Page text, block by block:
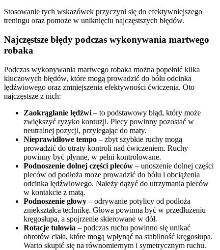
Stosowanie tych wskazówek przyczyni się do efektywniejszego
treningu oraz pomoże w uniknięciu najczęstszych błędów.
Najczęstsze błędy podczas wykonywania martwego
robaka
Podczas wykonywania martwego robaka można popełnić kilka
kluczowych błędów, które mogą prowadzić do bólu odcinka
lędźwiowego oraz zmniejszenia efektywności ćwiczenia. Oto
najczęstsze z nich:
Zaokrąglanie lędźwi – to podstawowy błąd, który może
zwiększyć ryzyko kontuzji. Plecy powinny pozostać w
neutralnej pozycji, przylegając do maty.
Nieprawidłowe tempo – zbyt szybkie ruchy mogą
prowadzić do utraty kontroli nad ćwiczeniem. Ruchy
powinny być płynne, w pełni kontrolowane.
Podnoszenie dolnej części pleców – unoszenie dolnej części
pleców od podłoża może prowadzić do bólu i obciążenia
odcinka lędźwiowego. Należy dążyć do utrzymania pleców
w kontakcie z matą.
Podnoszenie głowy – odrywanie potylicy od podłoża
zniekształca technikę. Głowa powinna być w przedłużeniu
kręgosłupa, a spojrzenie skierowane w dół.
Rotacje tułowia – podczas ruchu powinno się unikać
obrotów ciała, które mogą wpłynąć na stabilność kręgosłupa.
Warto skupić się na równomiernym i symetrycznym ruchu.